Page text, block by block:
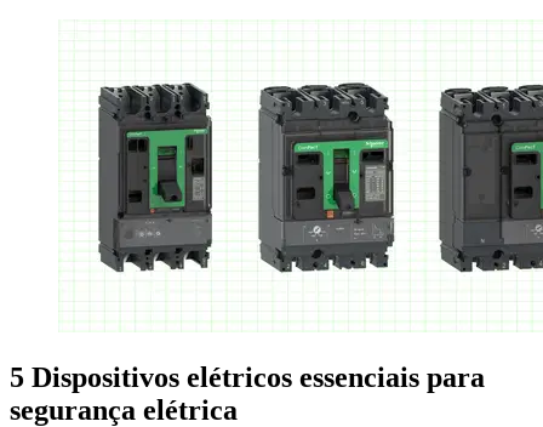
5 Dispositivos elétricos essenciais para
segurança elétrica